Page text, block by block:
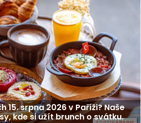
15. srpna 2026 v Paříži? Naše
kde si užít brunch o svátku.